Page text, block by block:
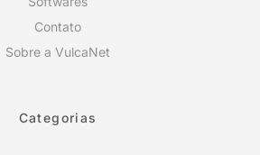
Contato
Sobre a VulcaNet
Categorias